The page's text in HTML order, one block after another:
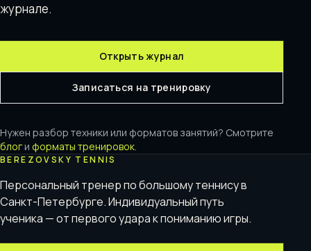
журнале.
Открыть журнал
Записаться на тренировку
Нужен разбор техники или форматов занятий? Смотрите
блог и форматы тренировок.
BEREZOVSKY TENNIS
Персональный тренер по большому теннису в
Санкт-Петербурге. Индивидуальный путь
ученика — от первого удара к пониманию игры.